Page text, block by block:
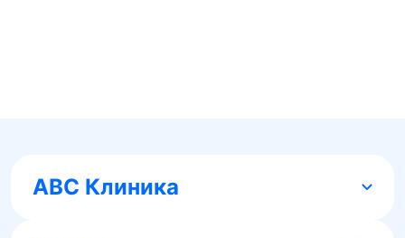
ABC Клиника